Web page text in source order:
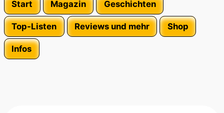
Start Magazin Geschichten
Top-Listen Reviews und mehr Shop
Infos